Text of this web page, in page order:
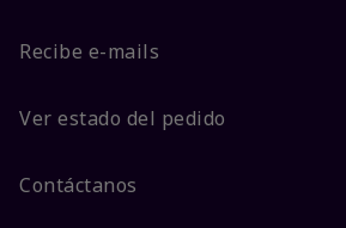
Recibe e-mails
Ver estado del pedido
Contáctanos